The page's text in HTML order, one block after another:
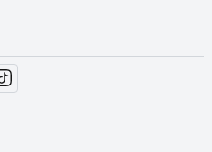
window
in new window
opens in new window